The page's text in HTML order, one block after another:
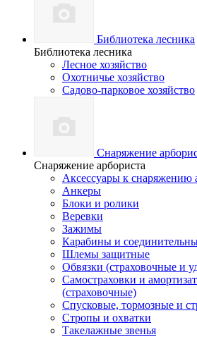
Библиотека лесника
Библиотека лесника
Лесное хозяйство
Охотничье хозяйство
Садово-парковое хозяйство
Снаряжение
Снаряжение арбориста
Аксессуары к снаряжению
Анкеры
Блоки и ролики
Веревки
Зажимы
Карабины и
Шлемы защитные
Обвязки (страховочные и
Самостраховки и
(страховочные)
Спусковые, тормозные и
Стропы и охватки
Такелажные звенья